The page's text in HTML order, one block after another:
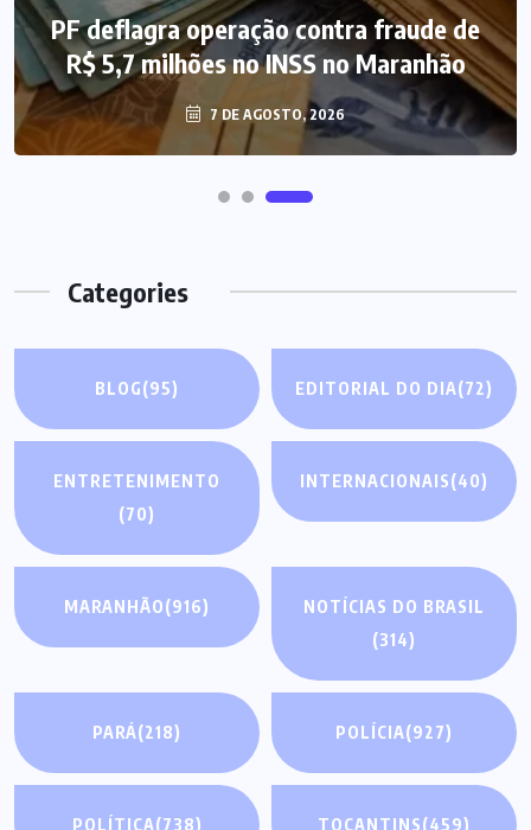
PF deflagra operação contra fraude de
R$ 5,7 milhões no INSS no Maranhão
7 DE AGOSTO, 2026
Mega-Sena 3.041 acumula, e prêmio
estimado chega a R$ 165 milhões
7 DE AGOSTO, 2026
Categories
BLOG(95) EDITORIAL DO DIA(72)
ENTRETENIMENTO
(70)
INTERNACIONAIS(40)
MARANHÃO(916)
NOTÍCIAS DO BRASIL
(314)
PARÁ(218) POLÍCIA(927)
POLÍTICA(738) TOCANTINS(459)